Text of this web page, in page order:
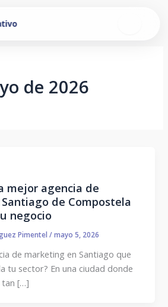
de 2026
mejor agencia de
de Compostela
negocio
Pimentel/mayo 5, 2026
de marketing en Santiago que
tu sector? En una ciudad donde
tan […]